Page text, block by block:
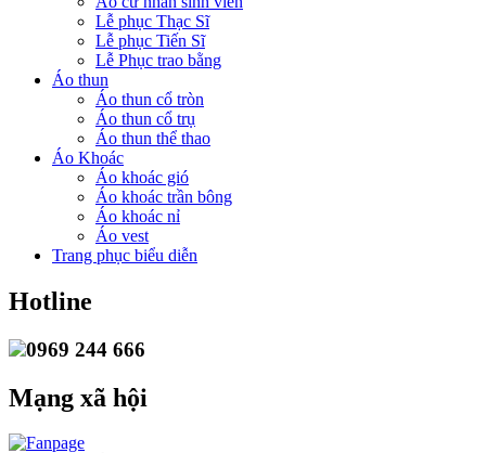
Lễ phục Thạc Sĩ
Lễ phục Tiến Sĩ
Lễ Phục trao bằng
Áo thun
Áo thun cổ tròn
Áo thun cổ trụ
Áo thun thể thao
Áo Khoác
Áo khoác gió
Áo khoác trần bông
Áo khoác nỉ
Áo vest
Trang phục biểu diễn
Hotline
0969 244 666
Mạng xã hội